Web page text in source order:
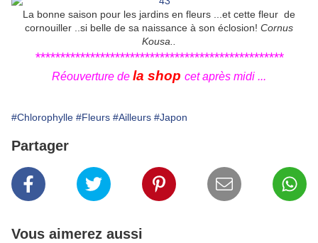
La bonne saison pour les jardins en fleurs ...et cette fleur de
cornouiller ..si belle de sa naissance à son éclosion! Cornus
Kousa..
**************************************************
Réouverture de la shop cet après midi ...
#Chlorophylle #Fleurs #Ailleurs #Japon
Partager
Vous aimerez aussi